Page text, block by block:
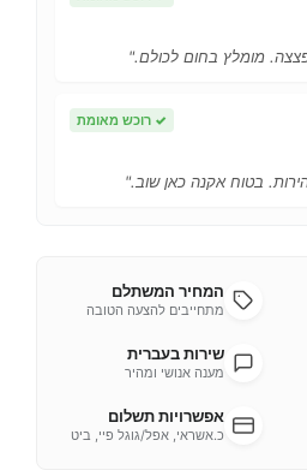
מומלץ בחום לכולם."
✓ רוכש מאומת
בטוח אקנה כאן שוב."
המחיר המשתלם
מתחייבים להצעה הטובה
שירות בעברית
מענה אנושי ומהיר
אפשרויות תשלום
כ.אשראי, אפל/גוגל פיי, ביט